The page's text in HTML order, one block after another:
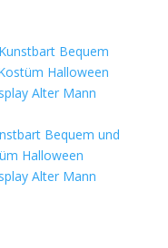
Bequem und
Halloween
Alter Mann